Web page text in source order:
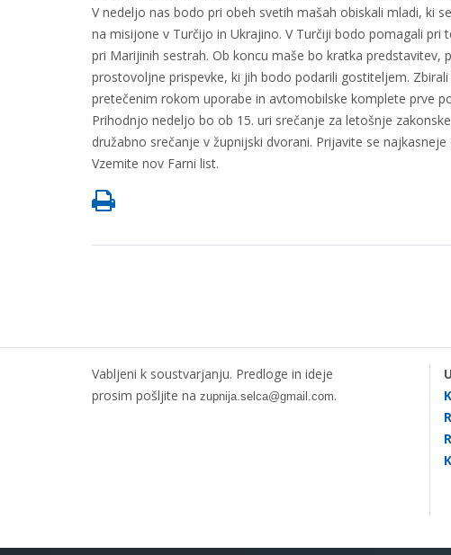
V nedeljo nas bodo pri obeh svetih mašah obiskali mladi, ki
na misijone v Turčijo in Ukrajino. V Turčiji bodo pomagali pri
pri Marijinih sestrah. Ob koncu maše bo kratka
prostovoljne prispevke, ki jih bodo podarili gostiteljem.
pretečenim rokom uporabe in avtomobilske komplete prve
Prihodnjo nedeljo bo ob 15. uri srečanje za letošnje
družabno srečanje v župnijski dvorani. Prijavite se
Vzemite nov Farni list.
Vabljeni k soustvarjanju. Predloge in ideje
prosim pošljite na zupnija.selca@gmail.com.